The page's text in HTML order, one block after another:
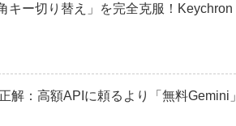
キー切り替え」を完全克服！Keychron
解：高額APIに頼るより「無料Gemini